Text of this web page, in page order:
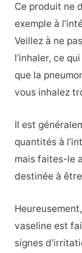
Ce produit ne
exemple à
Veillez à ne
l’inhaler, ce
que la
vous inhalez
Il est
quantités à
mais faites-le
destinée à
vaseline est
signes